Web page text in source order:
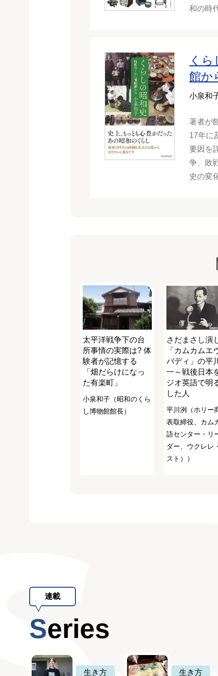
和の時
く
館か
小泉和
著者が
17年に
要因を
争、敗
史の変
太平洋戦争下の台
所事情の実際は? 体
験者が記憶する
「畑だらけになっ
た有楽町」
小泉和子（昭和のくら
し博物館館長）
さだまさし演
「カムカムエ
バディ」の平
一～戦後日本
ジオ英語で明
した人
平川洌（ホリー
表取締役、カム
語センター・リ
ダー、ウクレレ
スト））
連載
Series
生き方 生き方